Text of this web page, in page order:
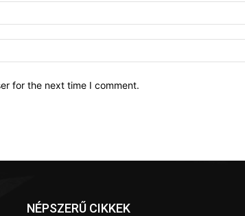
for the next time I comment.
NÉPSZERŰ CIKKEK